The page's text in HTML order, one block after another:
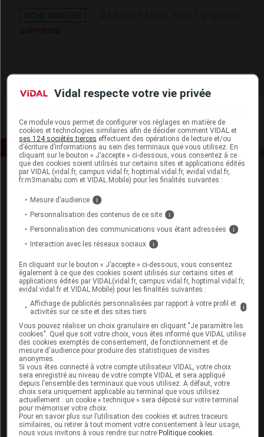
Espace produit
VIDAL Expert
VIDAL Hoptimal
eVIDAL
VIDAL Mobile
VIDAL widget
VIDAL Sécurisation
VIDAL e-Services
Espace institutionnel
Qui sommes-nous ?
VIDAL France
Carrières
Charte éthique et
déontologique
Vidal respecte votre vie privée
Ce module vous permet de configurer vos réglages en matière de
cookies et technologies similaires afin de décider comment VIDAL et
ses 124 sociétés tierces effectuent des opérations de lecture et/ou
d’écriture d’informations au sein des terminaux que vous utilisez. En
cliquant sur le bouton « J’accepte » ci-dessous, vous consentez à ce
que des cookies soient utilisés sur certains sites et applications édités
par VIDAL (vidal.fr, campus.vidal.fr, hoptimal.vidal.fr, evidal.vidal.fr,
fr.m3manabu.com et VIDAL Mobile) pour les finalités suivantes :
Mesure d’audience i
Personnalisation des contenus de ce site i
Personnalisation des communications vous étant adressées i
Interaction avec les réseaux sociaux i
En cliquant sur le bouton « J’accepte » ci-dessous, vous consentez
également à ce que des cookies soient utilisés sur certains sites et
applications édités par VIDAL(vidal.fr, campus.vidal.fr, hoptimal.vidal.fr,
evidal.vidal.fr et VIDAL Mobile) pour les finalités suivantes :
Affichage de publicités personnalisées par rapport à votre profil et
activités sur ce site et des sites tiers
i
Vous pouvez réaliser un choix granulaire en cliquant "Je paramètre les
cookies". Quel que soit votre choix, vous êtes informé que VIDAL utilise
des cookies exemptés de consentement, de fonctionnement et de
mesure d'audience pour produire des statistiques de visites
anonymes.
Si vous êtes connecté à votre compte utilisateur VIDAL, votre choix
sera enregistré au niveau de votre compte VIDAL et sera appliqué
depuis l’ensemble des terminaux que vous utilisez. A défaut, votre
choix sera uniquement applicable au terminal que vous utilisez
actuellement : un cookie « technique » sera déposé sur votre terminal
pour mémoriser votre choix.
Pour en savoir plus sur l’utilisation des cookies et autres traceurs
similaires, ou retirer à tout moment votre consentement à leur usage,
nous vous invitons à vous rendre sur notrePolitique cookies